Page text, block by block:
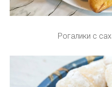
Рогалики с